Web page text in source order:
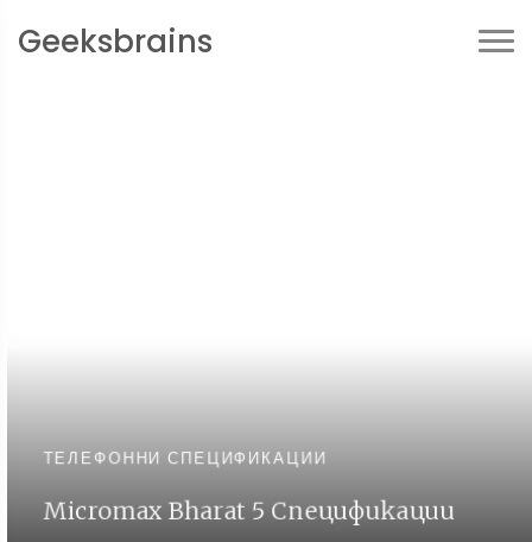
Geeksbrains
ТЕЛЕФОННИ СПЕЦИФИКАЦИИ
Micromax Bharat 5 Спецификации